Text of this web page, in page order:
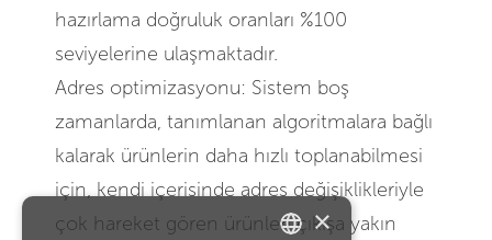
hazırlama doğruluk oranları %100
seviyelerine ulaşmaktadır.
Adres optimizasyonu: Sistem boş
zamanlarda, tanımlanan algoritmalara bağlı
kalarak ürünlerin daha hızlı toplanabilmesi
için, kendi içerisinde adres değişiklikleriyle
çok hareket gören ürünleri çıkışa yakın
×